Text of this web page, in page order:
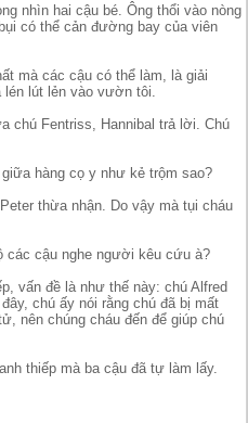
nhìn hai cậu bé. Ông thổi vào nòng
có thể cản đường bay của viên
mà các cậu có thể làm, là giải
lút lẻn vào vườn tôi.
chú Fentriss, Hannibal trả lời. Chú
hàng cọ y như kẻ trộm sao?
thừa nhận. Do vậy mà tụi cháu
các cậu nghe người kêu cứu à?
vấn đề là như thế này: chú Alfred
chú ấy nói rằng chú đã bị mất
nên chúng cháu đến để giúp chú
thiếp mà ba cậu đã tự làm lấy.